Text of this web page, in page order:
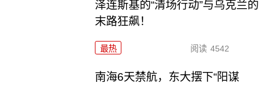
泽连斯基的“清场行动”与乌克兰的
末路狂飙！
最热 阅读 4542
南海6天禁航，东大摆下“阳谋